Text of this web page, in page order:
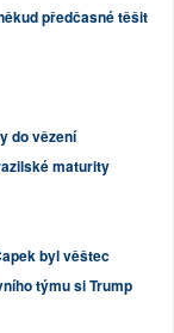
předčasné těšit
do vězení
maturity
byl věštec
týmu si Trump